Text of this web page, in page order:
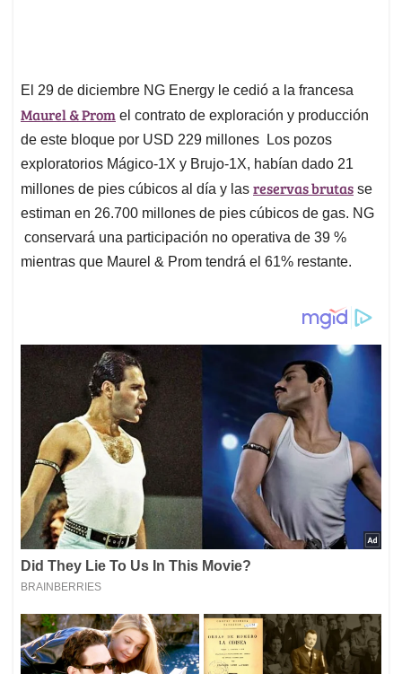
El 29 de diciembre NG Energy le cedió a la francesa
Maurel & Prom el contrato de exploración y producción
de este bloque por USD 229 millones Los pozos
exploratorios Mágico-1X y Brujo-1X, habían dado 21
millones de pies cúbicos al día y las reservas brutas se
estiman en 26.700 millones de pies cúbicos de gas. NG
conservará una participación no operativa de 39 %
mientras que Maurel & Prom tendrá el 61% restante.